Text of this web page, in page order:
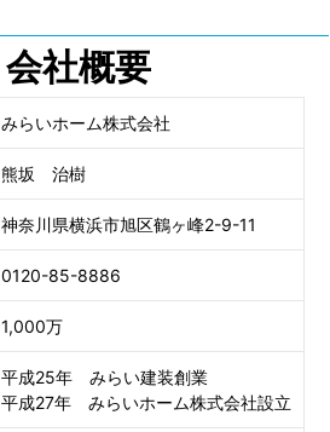
会社概要
みらいホーム株式会社
熊坂 治樹
神奈川県横浜市旭区鶴ヶ峰2-9-11
0120-85-8886
1,000万
平成25年 みらい建装創業
平成27年 みらいホーム株式会社設立